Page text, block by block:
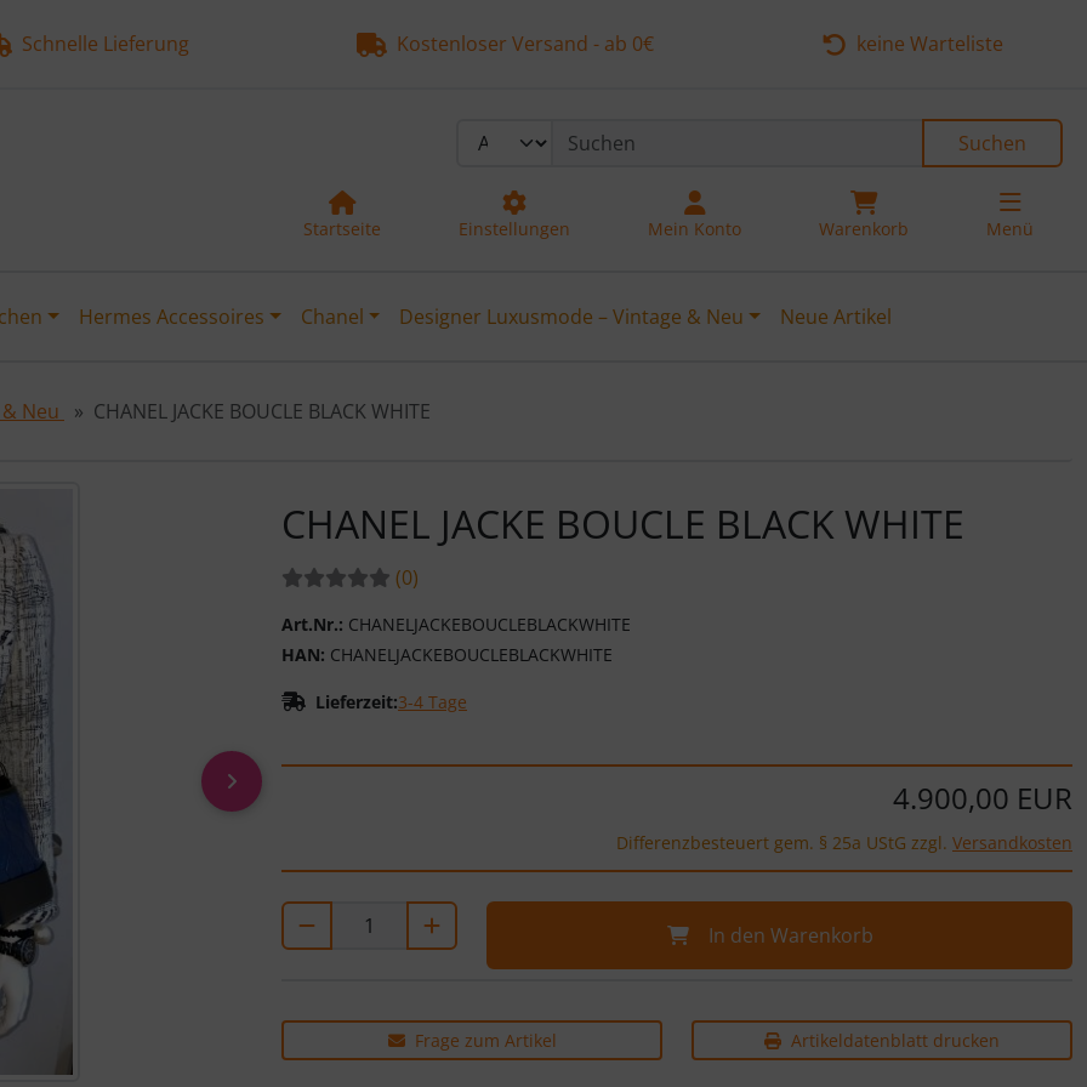
Schnelle Lieferung Kostenloser Versand - ab 0€ keine Warteliste
Suchen
Startseite Einstellungen Mein Konto Warenkorb Menü
Hermes Accessoires Chanel Designer Luxusmode – Vintage & Neu Neue Artikel
Neu CHANEL JACKE BOUCLE BLACK WHITE
CHANEL JACKE BOUCLE BLACK WHITE
Bewertungen:
(0Bewertungen
)
Art.Nr.: CHANELJACKEBOUCLEBLACKWHITE
HAN: CHANELJACKEBOUCLEBLACKWHITE
Lieferzeit:3-4 Tage
" und "Vor-Button" nutzen, um zwischen den Bildern zu navigieren. Zum Vergrößern klicken Sie auf das Bild.
vor 4.900,00 EUR
Differenzbesteuert gem. § 25a UStG zzgl. Versandkosten
In den Warenkorb
Frage zum Artikel Artikeldatenblatt drucken